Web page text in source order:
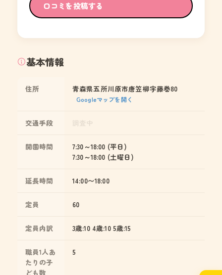
口コミを投稿する
基本情報
住所 青森県五所川原市唐笠柳字藤巻80
Googleマップを開く
交通手段
開園時間
7:30～18:00 (平日)
7:30～18:00 (土曜日)
延長時間 14:00〜18:00
定員 60
定員内訳 3歳:10 4歳:10 5歳:15
職員1人あ
たりの子
ども数
5